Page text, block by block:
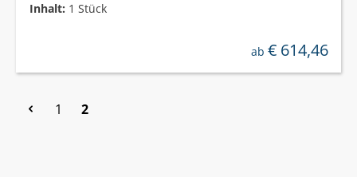
Inhalt: 1 Stück
regulärer preis:
ab € 614,46
Seite
1 Seite
2